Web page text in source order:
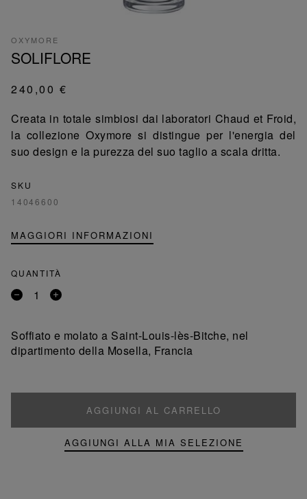
OXYMORE
SOLIFLORE
240,00 €
Creata in totale simbiosi dai laboratori Chaud et Froid,
la collezione Oxymore si distingue per l'energia del
suo design e la purezza del suo taglio a scala dritta.
SKU
14046600
MAGGIORI INFORMAZIONI
QUANTITÀ
Rimuovi
Aggiungi
Soffiato e molato a Saint-Louis-lès-Bitche, nel
dipartimento della Mosella, Francia
AGGIUNGI AL CARRELLO
AGGIUNGI ALLA MIA SELEZIONE